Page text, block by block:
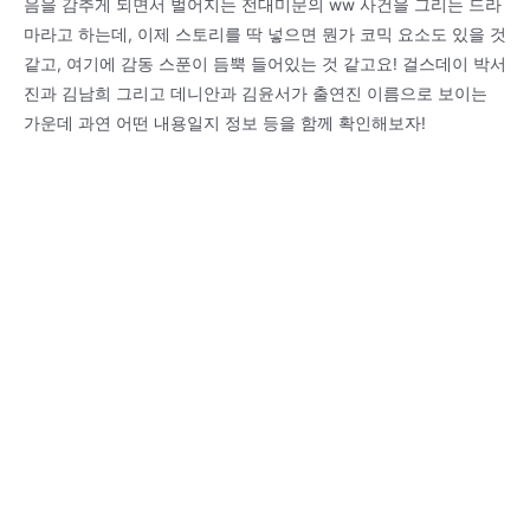
음을 감추게 되면서 벌어지는 전대미문의 ww 사건을 그리는 드라
마라고 하는데, 이제 스토리를 딱 넣으면 뭔가 코믹 요소도 있을 것
같고, 여기에 감동 스푼이 듬뿍 들어있는 것 같고요! 걸스데이 박서
진과 김남희 그리고 데니안과 김윤서가 출연진 이름으로 보이는
가운데 과연 어떤 내용일지 정보 등을 함께 확인해보자!